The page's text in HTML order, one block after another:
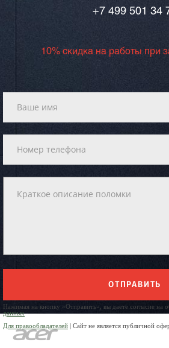
+7 499 501 34
10% скидка на работы при
ОТПРАВИТЬ
Нажимая на кнопку «Отправить», вы даете согласие на
данных
Для правообладателей | Сайт не является публичной